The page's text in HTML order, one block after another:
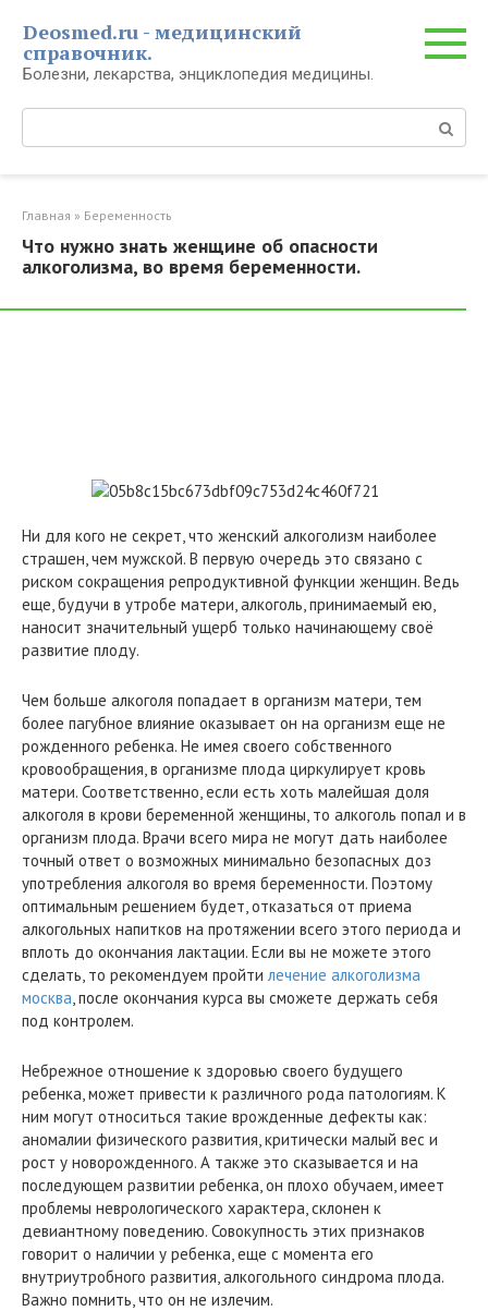
контенту
Deosmed.ru - медицинский
справочник.
Болезни, лекарства, энциклопедия медицины.
Главная » Беременность
Что нужно знать женщине об опасности
алкоголизма, во время беременности.
Ни для кого не секрет, что женский алкоголизм наиболее
страшен, чем мужской. В первую очередь это связано с
риском сокращения репродуктивной функции женщин. Ведь
еще, будучи в утробе матери, алкоголь, принимаемый ею,
наносит значительный ущерб только начинающему своё
развитие плоду.
Чем больше алкоголя попадает в организм матери, тем
более пагубное влияние оказывает он на организм еще не
рожденного ребенка. Не имея своего собственного
кровообращения, в организме плода циркулирует кровь
матери. Соответственно, если есть хоть малейшая доля
алкоголя в крови беременной женщины, то алкоголь попал и в
организм плода. Врачи всего мира не могут дать наиболее
точный ответ о возможных минимально безопасных доз
употребления алкоголя во время беременности. Поэтому
оптимальным решением будет, отказаться от приема
алкогольных напитков на протяжении всего этого периода и
вплоть до окончания лактации. Если вы не можете этого
сделать, то рекомендуем пройти лечение алкоголизма
москва, после окончания курса вы сможете держать себя
под контролем.
Небрежное отношение к здоровью своего будущего
ребенка, может привести к различного рода патологиям. К
ним могут относиться такие врожденные дефекты как:
аномалии физического развития, критически малый вес и
рост у новорожденного. А также это сказывается и на
последующем развитии ребенка, он плохо обучаем, имеет
проблемы неврологического характера, склонен к
девиантному поведению. Совокупность этих признаков
говорит о наличии у ребенка, еще с момента его
внутриутробного развития, алкогольного синдрома плода.
Важно помнить, что он не излечим.